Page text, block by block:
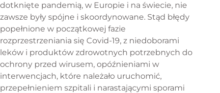
dotknięte pandemią, w Europie i na świecie, nie
zawsze były spójne i skoordynowane. Stąd błędy
popełnione w początkowej fazie
rozprzestrzeniania się Covid-19, z niedoborami
leków i produktów zdrowotnych potrzebnych do
ochrony przed wirusem, opóźnieniami w
interwencjach, które należało uruchomić,
przepełnieniem szpitali i narastającymi sporami